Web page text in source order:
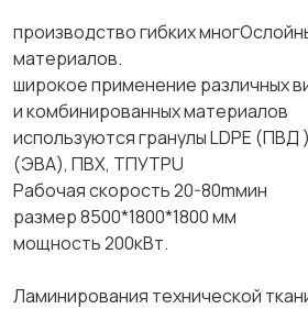
производство гибких
материалов.
широкое применение различных
и комбинированных материалов
используются гранулы LDPE (ПВД
(ЭВА), ПВХ, ТПУTPU
Рабочая скорость 20-80mмин
размер 8500*1800*1800 мм
мощность 200кВт.
Ламинирования технической